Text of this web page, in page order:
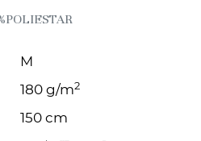
M
180 g/m2
150 cm